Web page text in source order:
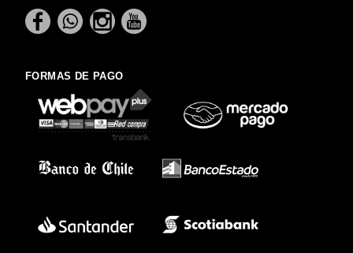
FORMAS DE PAGO